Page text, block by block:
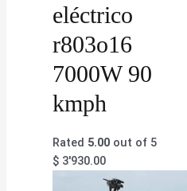
eléctrico
r803o16
7000W 90
kmph
Rated 5.00 out of 5
$ 3'930.00